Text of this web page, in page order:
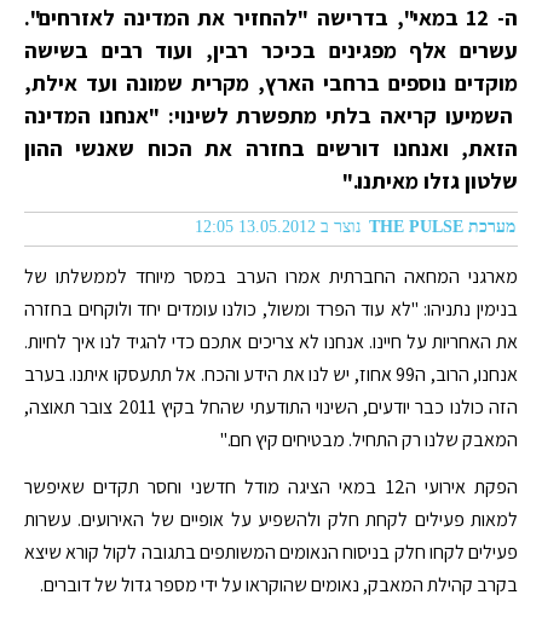
ה- 12 במאי", בדרישה "להחזיר את המדינה לאזרחים".
עשרים אלף מפגינים בכיכר רבין, ועוד רבים בשישה
מוקדים נוספים ברחבי הארץ, מקרית שמונה ועד אילת,
השמיעו קריאה בלתי מתפשרת לשינוי: "אנחנו המדינה
הזאת, ואנחנו דורשים בחזרה את הכוח שאנשי ההון
שלטון גזלו מאיתנו."
מערכת THE PULSE נוצר ב 13.05.2012 12:05
מארגני המחאה החברתית אמרו הערב במסר מיוחד לממשלתו של
בנימין נתניהו: "לא עוד הפרד ומשול, כולנו עומדים יחד ולוקחים בחזרה
את האחריות על חיינו. אנחנו לא צריכים אתכם כדי להגיד לנו איך לחיות.
אנחנו, הרוב, ה99 אחוז, יש לנו את הידע והכח. אל תתעסקו איתנו. בערב
הזה כולנו כבר יודעים, השינוי התודעתי שהחל בקיץ 2011 צובר תאוצה,
המאבק שלנו רק התחיל. מבטיחים קיץ חם."
הפקת אירועי ה12 במאי הציגה מודל חדשני וחסר תקדים שאיפשר
למאות פעילים לקחת חלק ולהשפיע על אופיים של האירועים. עשרות
פעילים לקחו חלק בניסוח הנאומים המשותפים בתגובה לקול קורא שיצא
בקרב קהילת המאבק, נאומים שהוקראו על ידי מספר גדול של דוברים.